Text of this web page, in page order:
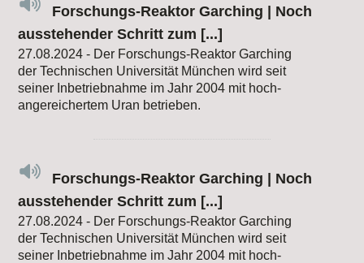
Forschungs-Reaktor Garching | Noch
ausstehender Schritt zum [...]
27.08.2024 - Der Forschungs-Reaktor Garching
der Technischen Universität München wird seit
seiner Inbetriebnahme im Jahr 2004 mit hoch-
angereichertem Uran betrieben.
Forschungs-Reaktor Garching | Noch
ausstehender Schritt zum [...]
27.08.2024 - Der Forschungs-Reaktor Garching
der Technischen Universität München wird seit
seiner Inbetriebnahme im Jahr 2004 mit hoch-